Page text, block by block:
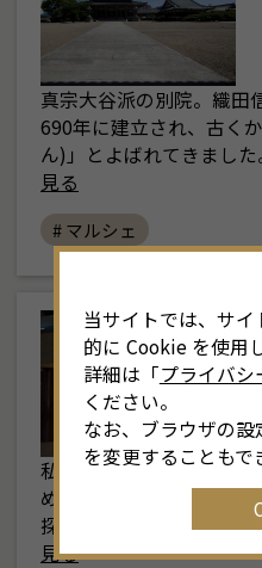
真宗大谷派の別院。織田
690年に建立され、古く
ん)」とよばれてきまし
見る
# マルシェ
私たちの暮らしに欠かす
め、環境やエネルギーに
探る「展示室」と、科学
見る
当サイトでは、サ
的に Cookie を使用
詳細は「プライバシ
ください。
なお、ブラウザの
を変更することもで